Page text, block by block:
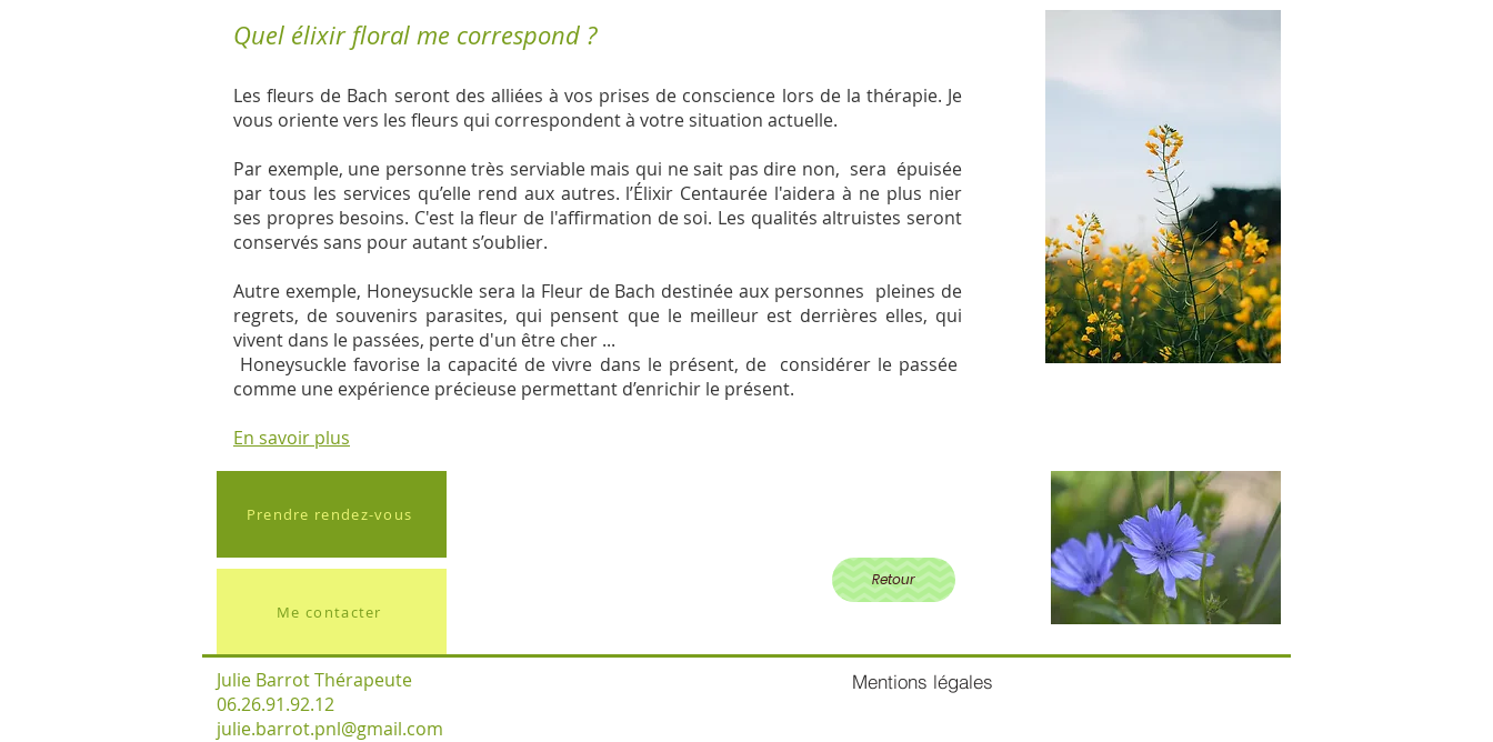
Quel élixir floral me correspond ?
Les fleurs de Bach seront des alliées à vos prises de conscience lors de la thérapie. Je
vous oriente vers les fleurs qui correspondent à votre situation actuelle.
Par exemple, une personne très serviable mais qui ne sait pas dire non, sera épuisée
par tous les services qu’elle rend aux autres. l’Élixir Centaurée l'aidera à ne plus nier
ses propres besoins. C'est la fleur de l'affirmation de soi. Les qualités altruistes seront
conservés sans pour autant s’oublier.
Autre exemple, Honeysuckle sera la Fleur de Bach destinée aux personnes pleines de
regrets, de souvenirs parasites, qui pensent que le meilleur est derrières elles, qui
vivent dans le passées, perte d'un être cher ...
Honeysuckle favorise la capacité de vivre dans le présent, de considérer le passée
comme une expérience précieuse permettant d’enrichir le présent.
En savoir plus
Prendre rendez-vous
Me contacter
Retour
Julie Barrot Thérapeute
06.26.91.92.12
julie.barrot.pnl@gmail.com
Mentions légales